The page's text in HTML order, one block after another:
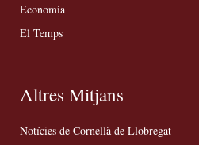
Economia
El Temps
Altres Mitjans
Notícies de Cornellà de Llobregat